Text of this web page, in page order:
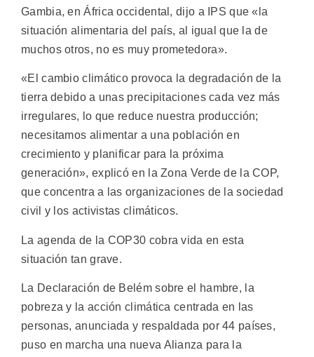
Gambia, en África occidental, dijo a IPS que «la
situación alimentaria del país, al igual que la de
muchos otros, no es muy prometedora».
«El cambio climático provoca la degradación de la
tierra debido a unas precipitaciones cada vez más
irregulares, lo que reduce nuestra producción;
necesitamos alimentar a una población en
crecimiento y planificar para la próxima
generación», explicó en la Zona Verde de la COP,
que concentra a las organizaciones de la sociedad
civil y los activistas climáticos.
La agenda de la COP30 cobra vida en esta
situación tan grave.
La Declaración de Belém sobre el hambre, la
pobreza y la acción climática centrada en las
personas, anunciada y respaldada por 44 países,
puso en marcha una nueva Alianza para la